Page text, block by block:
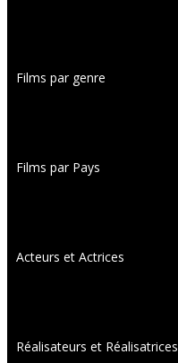
Films par genre
Films par Pays
Acteurs et Actrices
Réalisateurs et Réalisatrices